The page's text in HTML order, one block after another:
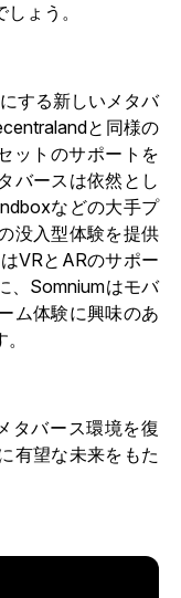
ょう。
する新しいメタバ
と同様の
ットのサポートを
バースは依然とし
などの大手プ
没入型体験を提供
VRとARのサポー
、Somniumはモバ
ム体験に興味のあ
タバース環境を復
有望な未来をもた